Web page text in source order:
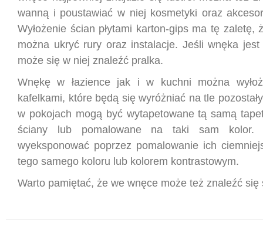
wanną i poustawiać w niej kosmetyki oraz
Wyłożenie ścian płytami karton-gips ma tę zaletę,
można ukryć rury oraz instalacje. Jeśli wnęka jest
może się w niej znaleźć pralka.
Wnękę w łazience jak i w kuchni można
kafelkami, które będą się wyróżniać na tle
w pokojach mogą być wytapetowane tą samą
ściany lub pomalowane na taki sam
wyeksponować poprzez pomalowanie ich
tego samego koloru lub kolorem kontrastowym.
Warto pamiętać, że we wnęce może też znaleźć się